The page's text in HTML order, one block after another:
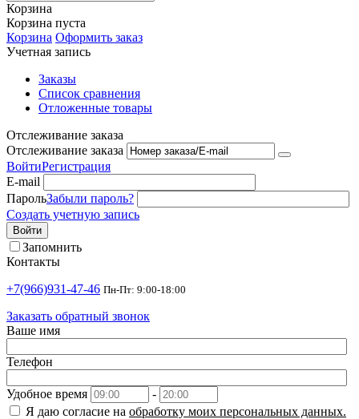
Корзина
Корзина пуста
Корзина Оформить заказ
Учетная запись
Заказы
Список сравнения
Отложенные товары
Отслеживание заказа
Отслеживание заказа
ВойтиРегистрация
E-mail
ПарольЗабыли пароль?
Создать учетную запись
Войти
Запомнить
Контакты
+7(966)931-47-46 Пн-Пт: 9:00-18:00
Заказать обратный звонок
Ваше имя
Телефон
Удобное время
-
Я даю согласие на обработку моих персональных данных.